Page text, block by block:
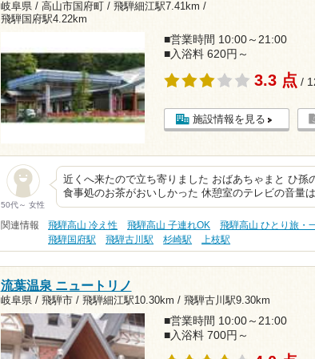
岐阜県 / 高山市国府町 / 飛騨細江駅7.41km /
飛騨国府駅4.22km
■営業時間 10:00～21:00
■入浴料 620円～
3.3 点 /
施設情報を見る
50代～ 女性
近くへ来たので立ち寄りました おばあちゃまと ひ孫
食事処のお茶がおいしかった 休憩室のテレビの音量
関連情報 飛騨高山 冷え性 飛騨高山 子連れOK
飛騨高山 ひとり旅・
飛騨国府駅
飛騨古川駅 杉崎駅 上枝駅
流葉温泉 ニュートリノ
岐阜県 / 飛騨市 / 飛騨細江駅10.30km / 飛騨古川駅9.30km
■営業時間 10:00～21:00
■入浴料 700円～